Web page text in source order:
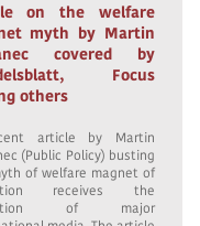
on the welfare
myth by Martin
covered by
Focus
others
article by Martin
(Public Policy) busting
of welfare magnet of
receives the
of major